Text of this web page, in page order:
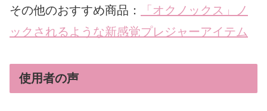
その他のおすすめ商品：
「オクノックス」ノ
ックされるような新感覚プレジャーアイテム
使用者の声